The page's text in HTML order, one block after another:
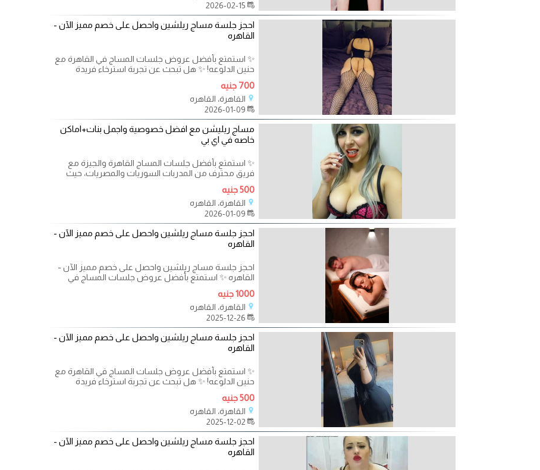
احجز جلسة مساج ريلشين واحصل على خصم مميز الآن -
القاهره
✨ استمتع بأفضل عروض جلسات المساج في القاهرة مع
حنين الدلوعه! ✨ هل تبحث عن تجربة استرخاء فريدة
700 جنيه
القاهرة، القاهره
مساج ريليشن مع افضل خصوصية واجمل بنات+اماكن
خاصه في اي بي
✨ استمتع بأفضل جلسات المساج القاهرة والجيزة مع
فريق محترف من المدربات السوريات والمصريات، حيث
500 جنيه
القاهرة، القاهره
احجز جلسة مساج ريلشين واحصل على خصم مميز الآن -
القاهره
احجز جلسة مساج ريلشين واحصل على خصم مميز الآن -
القاهره ✨ استمتع بأفضل عروض جلسات المساج في
1000 جنيه
القاهرة، القاهره
احجز جلسة مساج ريلشين واحصل على خصم مميز الآن -
القاهره
✨ استمتع بأفضل عروض جلسات المساج في القاهرة مع
حنين الدلوعه! ✨ هل تبحث عن تجربة استرخاء فريدة
500 جنيه
القاهرة، القاهره
احجز جلسة مساج ريلشين واحصل على خصم مميز الآن -
القاهره